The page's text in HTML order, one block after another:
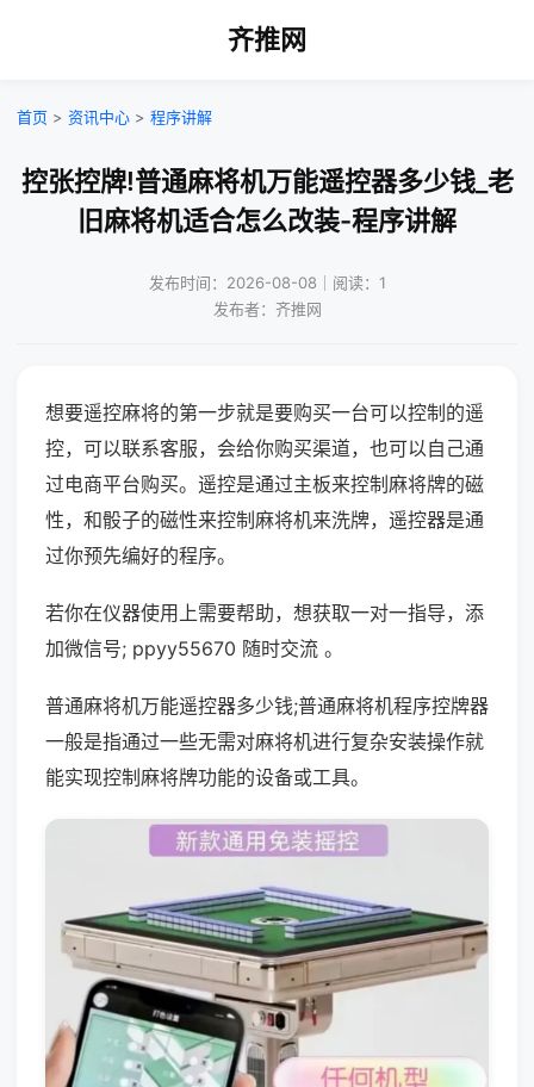
齐推网
首页 > 资讯中心 > 程序讲解
控张控牌!普通麻将机万能遥控器多少钱_老
旧麻将机适合怎么改装-程序讲解
发布时间：2026-08-08｜阅读：1
发布者：齐推网
想要遥控麻将的第一步就是要购买一台可以控制的遥
控，可以联系客服，会给你购买渠道，也可以自己通
过电商平台购买。遥控是通过主板来控制麻将牌的磁
性，和骰子的磁性来控制麻将机来洗牌，遥控器是通
过你预先编好的程序。
若你在仪器使用上需要帮助，想获取一对一指导，添
加微信号; ppyy55670 随时交流 。
普通麻将机万能遥控器多少钱;普通麻将机程序控牌器
一般是指通过一些无需对麻将机进行复杂安装操作就
能实现控制麻将牌功能的设备或工具。